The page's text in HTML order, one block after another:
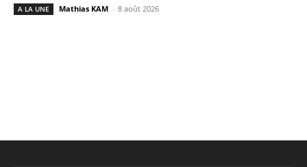
A LA UNE Mathias KAM - 8 août 2026